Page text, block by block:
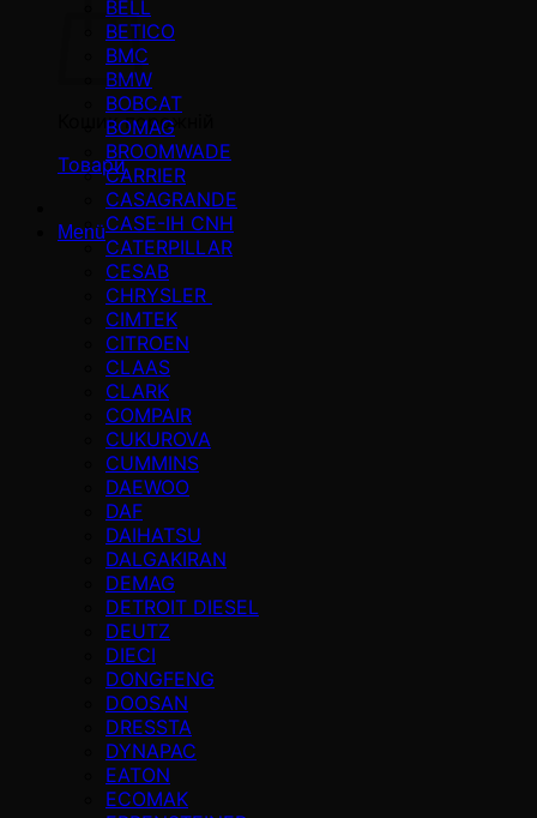
Кошик порожній
Товари
Menü
BELL
BETICO
BMC
BMW
BOBCAT
BOMAG
BROOMWADE
CARRIER
CASAGRANDE
CASE-IH CNH
CATERPILLAR
CESAB
CHRYSLER
CIMTEK
CITROEN
CLAAS
CLARK
COMPAIR
CUKUROVA
CUMMINS
DAEWOO
DAF
DAIHATSU
DALGAKIRAN
DEMAG
DETROIT DIESEL
DEUTZ
DIECI
DONGFENG
DOOSAN
DRESSTA
DYNAPAC
EATON
ECOMAK